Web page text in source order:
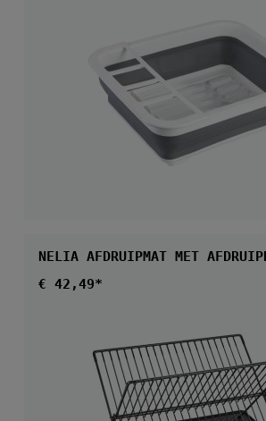
NELIA AFDRUIPMAT MET
Normale prijs:
€ 42,49*